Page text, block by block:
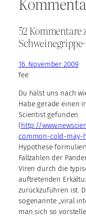
52 Kommentare
16. November 2009
fee
Du hälst uns nach
Habe gerade einen
Scientist gefunden
(http://
common-cold-
Hypothese
Fallzahlen der
Viren durch die
auftretenden
zurückzuführen ist.
sogenannte „viral
man sich so